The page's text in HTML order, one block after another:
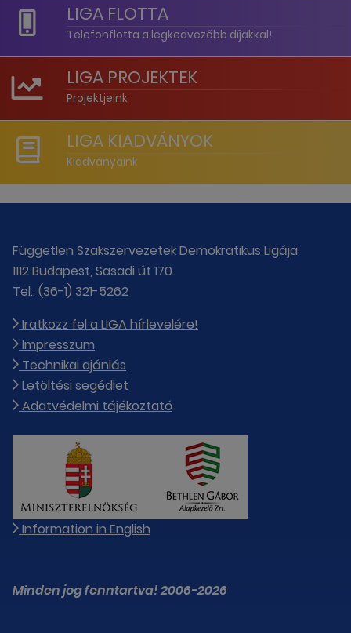
LIGA FLOTTA
Telefonflotta a legkedvezőbb díjakkal!
LIGA PROJEKTEK
Projektjeink
LIGA KIADVÁNYOK
Kiadványaink
Független Szakszervezetek Demokratikus Ligája
1112 Budapest, Sasadi út 170.
Tel.: (36-1) 321-5262
Iratkozz fel a LIGA hírlevelére!
Impresszum
Technikai ajánlás
Letöltési segédlet
Adatvédelmi tájékoztató
Information in English
Minden jog fenntartva! 2006-2026